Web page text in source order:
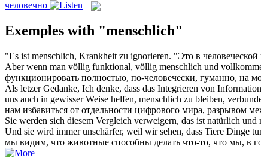
человечно
Exemples with "menschlich"
"Es ist menschlich, Krankheit zu ignorieren. "Это в человеческой
Aber wenn man völlig funktional, völlig menschlich und
функционировать полностью, по-человечески, гуманно, на
Als letzer Gedanke, Ich denke, dass das Integrieren von
uns auch in gewisser Weise helfen, menschlich zu bleiben,
нам избавиться от отдельности цифрового мира, разрывом
Sie werden sich diesem Vergleich verweigern, das ist natürlich und
Und sie wird immer unschärfer, weil wir sehen, dass Tiere Dinge
мы видим, что животные способны делать что-то, что мы, в